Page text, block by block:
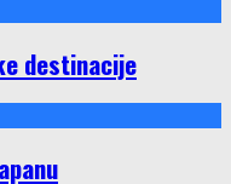
destinacije